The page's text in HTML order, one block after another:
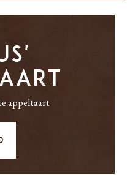
appeltaart